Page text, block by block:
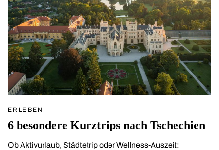
ERLEBEN
6 besondere Kurztrips nach Tschechien
Ob Aktivurlaub, Städtetrip oder Wellness-Auszeit: